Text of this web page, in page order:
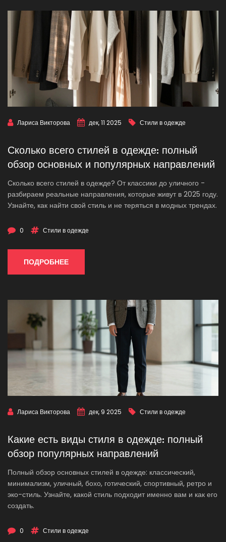
Лариса Викторова дек, 11 2025 Стили в одежде
Сколько всего стилей в одежде: полный
обзор основных и популярных направлений
Сколько всего стилей в одежде? От классики до уличного -
разбираем реальные направления, которые живут в 2025 году.
Узнайте, как найти свой стиль и не теряться в модных трендах.
0 Стили в одежде
ПОДРОБНЕЕ
Лариса Викторова дек, 9 2025 Стили в одежде
Какие есть виды стиля в одежде: полный
обзор популярных направлений
Полный обзор основных стилей в одежде: классический,
минимализм, уличный, бохо, готический, спортивный, ретро и
эко-стиль. Узнайте, какой стиль подходит именно вам и как его
создать.
0 Стили в одежде